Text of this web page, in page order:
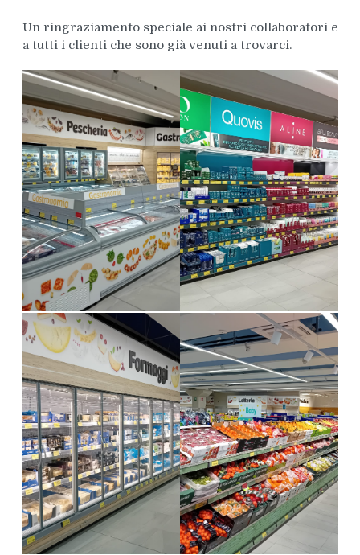
Un ringraziamento speciale ai nostri collaboratori e
a tutti i clienti che sono già venuti a trovarci.